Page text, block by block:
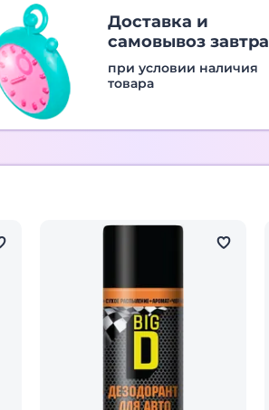
Доставка и
самовывоз завтра
при условии наличия
товара